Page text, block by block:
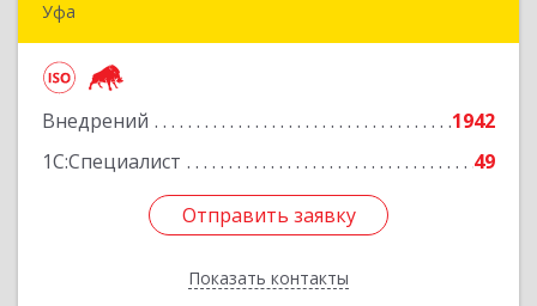
Уфа
Внедрений
1942
1С:Специалист
49
Отправить заявку
Показать контакты
Подробнее
Отправить заявку
Назад